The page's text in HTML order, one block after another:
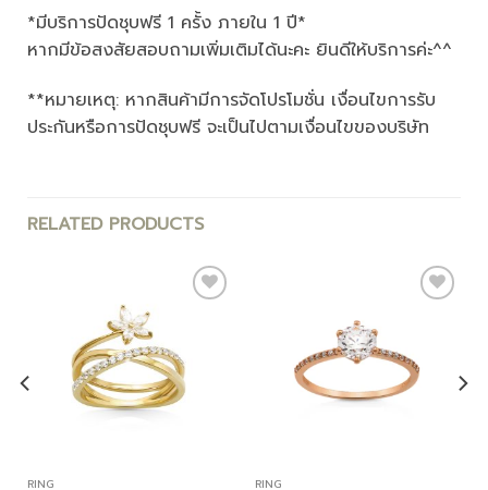
*มีบริการปัดชุบฟรี 1 ครั้ง ภายใน 1 ปี*
หากมีข้อสงสัยสอบถามเพิ่มเติมได้นะคะ ยินดีให้บริการค่ะ^^
**หมายเหตุ: หากสินค้ามีการจัดโปรโมชั่น เงื่อนไขการรับ
ประกันหรือการปัดชุบฟรี จะเป็นไปตามเงื่อนไขของบริษัท
RELATED PRODUCTS
Add to
wishlist
RING
Add to
wishlist
RING